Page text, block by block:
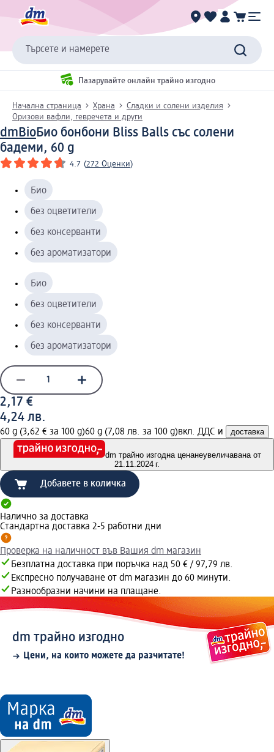
Търсете и намерете
Пазарувайте онлайн трайно изгодно
Начална страница Храна
Сладки и солени изделия
Оризови вафли, гевречета и други
dmBioБио бонбони Bliss Balls със солени
бадеми, 60 g
4.7 (272 Оценки)
Био
без оцветители
без консерванти
без ароматизатори
Био
без оцветители
без консерванти
без ароматизатори
2,17 €
4,24 лв.
60 g (3,62 € за 100 g)60 g (7,08 лв. за 100 g)вкл. ДДС и доставка
dm трайно изгодна ценанеувеличавана от
21.11.2024 г.
Добавете в количка
Налично за доставка
Стандартна доставка 2-5 работни дни
Проверка на наличност във Вашия dm магазин
Безплатна доставка при поръчка над 50 € / 97,79 лв.
Експресно получаване от dm магазин до 60 минути.
Разнообразни начини на плащане.
dm трайно изгодно
Цени, на които можете да разчитате!